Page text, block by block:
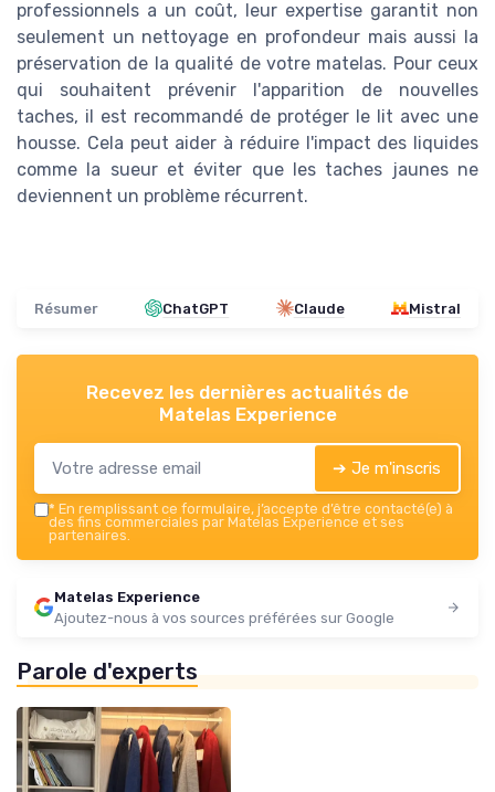
professionnels a un coût, leur expertise garantit non
seulement un nettoyage en profondeur mais aussi la
préservation de la qualité de votre matelas. Pour ceux
qui souhaitent prévenir l'apparition de nouvelles
taches, il est recommandé de protéger le lit avec une
housse. Cela peut aider à réduire l'impact des liquides
comme la sueur et éviter que les taches jaunes ne
deviennent un problème récurrent.
Résumer ChatGPT Claude Mistral
Recevez les dernières actualités de
Matelas Experience
➔ Je m'inscris
* En remplissant ce formulaire, j’accepte d’être contacté(e) à
des fins commerciales par Matelas Experience et ses
partenaires.
Matelas Experience
Ajoutez-nous à vos sources préférées sur Google
Parole d'experts